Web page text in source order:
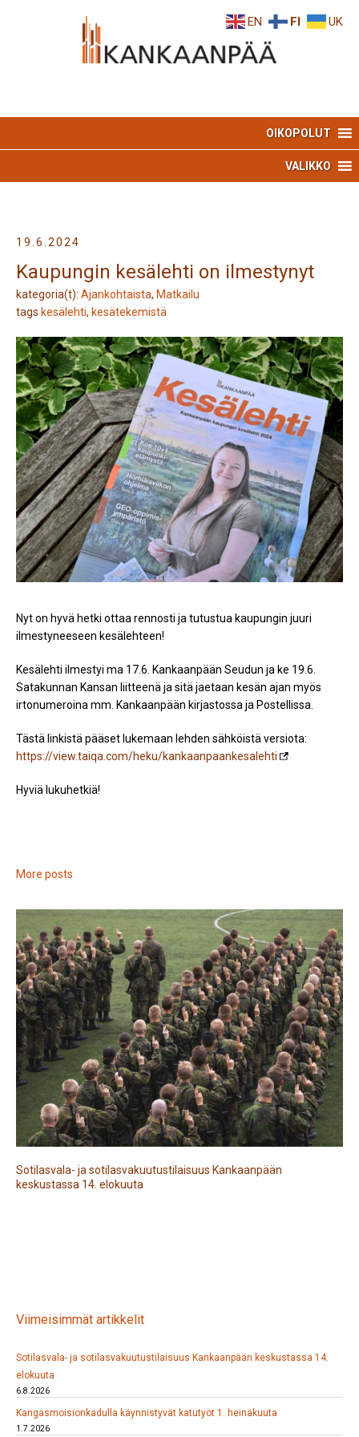
OIKOPOLUT
VALIKKO
19.6.2024
Kaupungin kesälehti on ilmestynyt
kategoria(t): Ajankohtaista, Matkailu
tags kesälehti, kesätekemistä
Nyt on hyvä hetki ottaa rennosti ja tutustua kaupungin juuri
ilmestyneeseen kesälehteen!
Kesälehti ilmestyi ma 17.6. Kankaanpään Seudun ja ke 19.6.
Satakunnan Kansan liitteenä ja sitä jaetaan kesän ajan myös
irtonumeroina mm. Kankaanpään kirjastossa ja Postellissa.
Tästä linkistä pääset lukemaan lehden sähköistä versiota:
https://view.taiqa.com/heku/kankaanpaankesalehti
Hyviä lukuhetkiä!
More posts
Sotilasvala- ja sotilasvakuutustilaisuus Kankaanpään
keskustassa 14. elokuuta
Viimeisimmät artikkelit
Sotilasvala- ja sotilasvakuutustilaisuus Kankaanpään keskustassa 14.
elokuuta
6.8.2026
Kangasmoisionkadulla käynnistyvät katutyöt 1. heinäkuuta
1.7.2026
EN FI UK